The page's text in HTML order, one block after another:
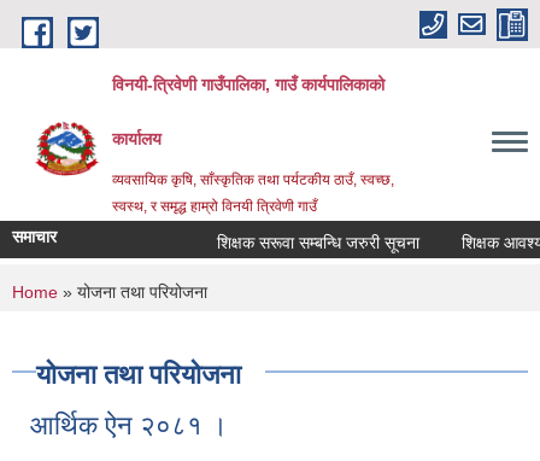
Skip to main content
विनयी-त्रिवेणी गाउँपालिका, गाउँ कार्यपालिकाको
कार्यालय
व्यवसायिक कृषि, साँस्कृतिक तथा पर्यटकीय ठाउँ, स्वच्छ,
स्वस्थ, र समृद्ध हाम्रो विनयी त्रिवेणी गाउँ
समाचार शिक्षक सरूवा सम्बन्धि जरुरी सूचना शिक्षक
You are here
Home » योजना तथा परियोजना
योजना तथा परियोजना
आर्थिक ऐन २०८१ ।